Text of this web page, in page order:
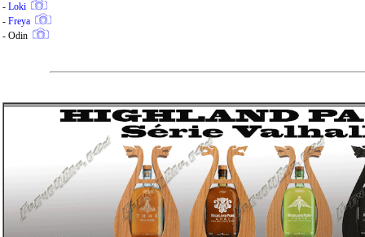
- Loki
- Freya
- Odin